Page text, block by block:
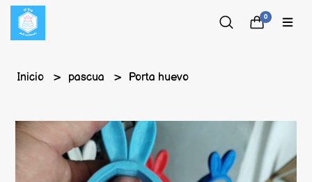
0
Inicio pascua Porta huevo